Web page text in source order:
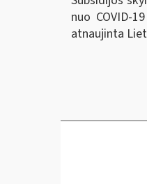
nuo COVID-
atnaujinta